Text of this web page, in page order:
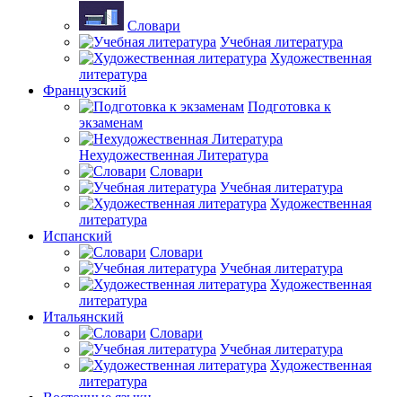
Словари
Учебная литература
Художественная
литература
Французский
Подготовка к
экзаменам
Нехудожественная Литература
Словари
Учебная литература
Художественная
литература
Испанский
Словари
Учебная литература
Художественная
литература
Итальянский
Словари
Учебная литература
Художественная
литература